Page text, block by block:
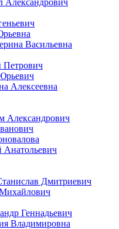
Александрович
Васильевна
Петрович
Алексеевна
Александрович
Дмитриевич
Геннадьевич
Владимировна